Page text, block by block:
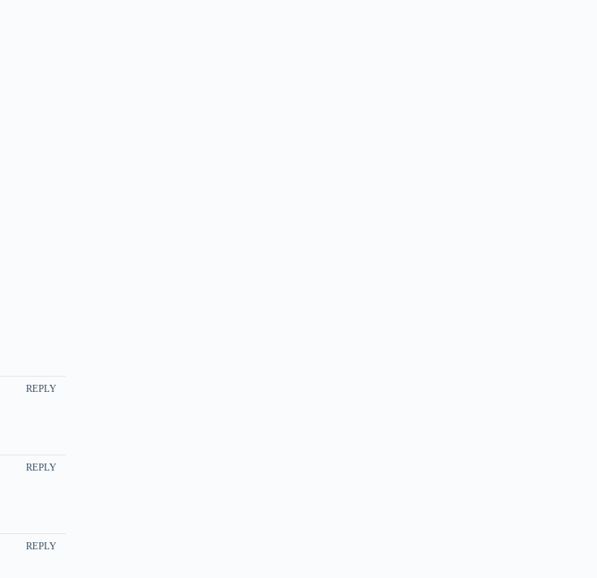
REPLY
REPLY
REPLY